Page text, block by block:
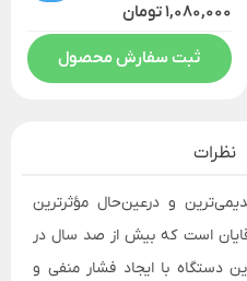
1,080,000 تومان
ثبت سفارش محصول
نظرات
و درعین‌حال مؤثرترین
است که بیش از صد سال در
دستگاه با ایجاد فشار منفی و